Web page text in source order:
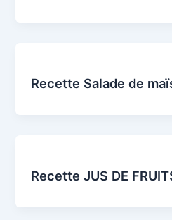
Recette Salade de
Recette JUS DE